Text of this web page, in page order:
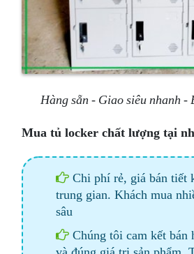
Hàng sẵn - Giao siêu nhanh -
Mua tủ locker chất lượng tại
Chi phí rẻ, giá bán tiết
trung gian. Khách mua
sâu
Chúng tôi cam kết bán